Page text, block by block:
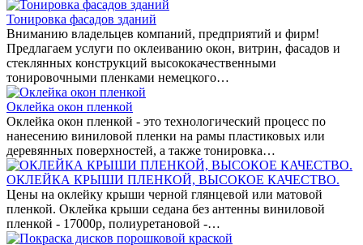
Тонировка фасадов зданий
Вниманию владельцев компаний, предприятий и фирм!
Предлагаем услуги по оклеиванию окон, витрин, фасадов и
стеклянных конструкций высококачественными
тонировочными пленками немецкого…
Оклейка окон пленкой
Оклейка окон пленкой - это технологический процесс по
нанесению виниловой пленки на рамы пластиковых или
деревянных поверхностей, а также тонировка…
ОКЛЕЙКА КРЫШИ ПЛЕНКОЙ, ВЫСОКОЕ КАЧЕСТВО.
Цены на оклейку крыши черной глянцевой или матовой
пленкой. Оклейка крыши седана без антенны виниловой
пленкой - 17000р, полиуретановой -…